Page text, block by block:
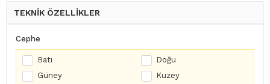
TEKNİK ÖZELLİKLER
Cephe
Batı
Doğu
Güney
Kuzey